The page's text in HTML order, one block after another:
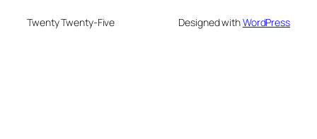
Twenty Twenty-Five Designed withWordPress